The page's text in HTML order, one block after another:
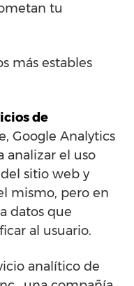
tu
más estables
de
Google Analytics
analizar el uso
sitio web y
mismo, pero en
datos que
al usuario.
analítico de